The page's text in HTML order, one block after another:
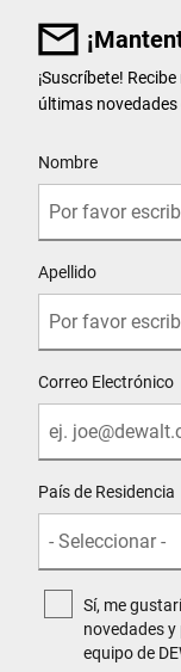
¡Suscríbete!
últimas novedades
Nombre
Apellido
Correo Electrónico
País de Residencia
Sí, me
novedades
equipo de